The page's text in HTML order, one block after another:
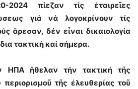
2024 πίεζαν τίς ἑταιρεῖες
γιά νά λογοκρίνουν τίς
ἄρεσαν, δέν εἶναι δικαιολογία
τακτική καί σήμερα.
ΗΠΑ ἤθελαν τήν τακτική τῆς
περιορισμοῦ τῆς ἐλευθερίας τοῦ